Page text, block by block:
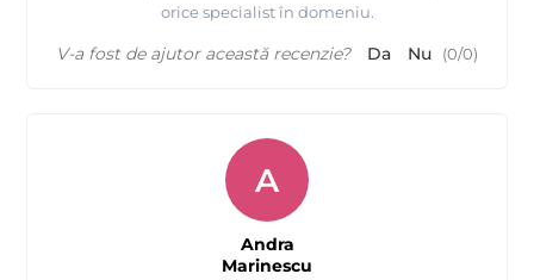
orice specialist în domeniu.
V-a fost de ajutor această recenzie? Da Nu (0/0)
A
Andra
Marinescu